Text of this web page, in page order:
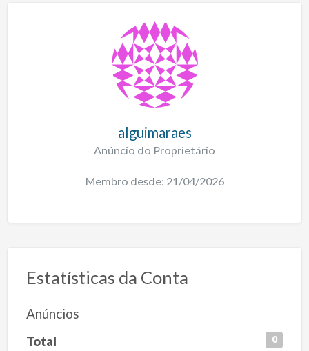
alguimaraes
Anúncio do Proprietário
Membro desde: 21/04/2026
Estatísticas da Conta
Anúncios
Total 0